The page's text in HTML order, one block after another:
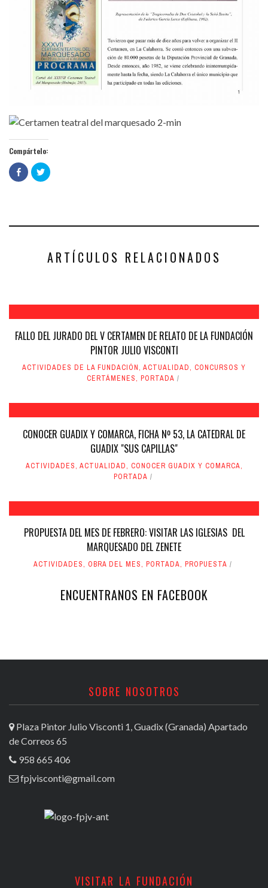
Compártelo:
Haz
clic
para
en
Haz
clic
en
ARTÍCULOS RELACIONADOS
FALLO DEL JURADO DEL V CERTAMEN DE RELATO DE LA FUNDACIÓN
PINTOR JULIO VISCONTI
ACTIVIDADES DE LA FUNDACIÓN, ACTUALIDAD, CONCURSOS Y
CERTÁMENES, PORTADA
CONOCER GUADIX Y COMARCA, FICHA Nº 53, LA CATEDRAL DE
GUADIX "SUS CAPILLAS"
ACTIVIDADES, ACTUALIDAD, CONOCER GUADIX Y COMARCA,
PORTADA
PROPUESTA DEL MES DE FEBRERO: VISITAR LAS IGLESIAS DEL
MARQUESADO DEL ZENETE
ACTIVIDADES, OBRA DEL MES, PORTADA, PROPUESTA
ENCUENTRANOS EN FACEBOOK
SOBRE NOSOTROS
Plaza Pintor Julio Visconti 1, Guadix (Granada) Apartado
de Correos 65
958 665 406
fpjvisconti@gmail.com
VISITAR LA FUNDACIÓN